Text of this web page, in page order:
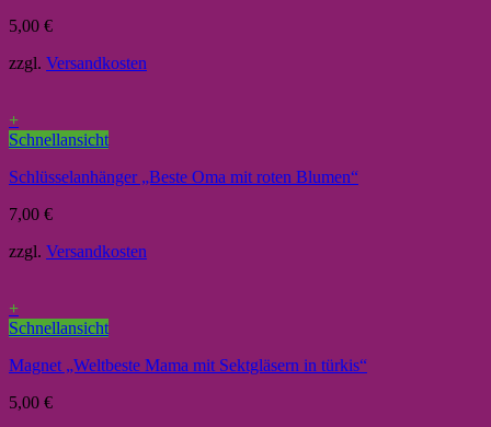
5,00 €
zzgl. Versandkosten
+
Schnellansicht
Schlüsselanhänger „Beste Oma mit roten Blumen“
7,00 €
zzgl. Versandkosten
+
Schnellansicht
Magnet „Weltbeste Mama mit Sektgläsern in türkis“
5,00 €